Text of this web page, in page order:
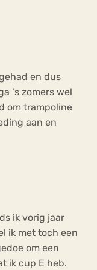
en dus
‘s zomers wel
om trampoline
aan en
ik vorig jaar
ik met toch een
om een
ik cup E heb.